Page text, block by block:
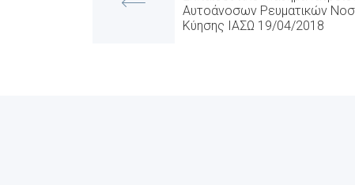
Αυτοάνοσων Ρευματικών
Κύησης ΙΑΣΩ 19/04/2018